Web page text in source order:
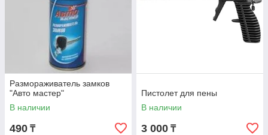
Размораживатель замков
"Авто мастер"
В наличии
490 ₸
Пистолет для пены
В наличии
3 000 ₸